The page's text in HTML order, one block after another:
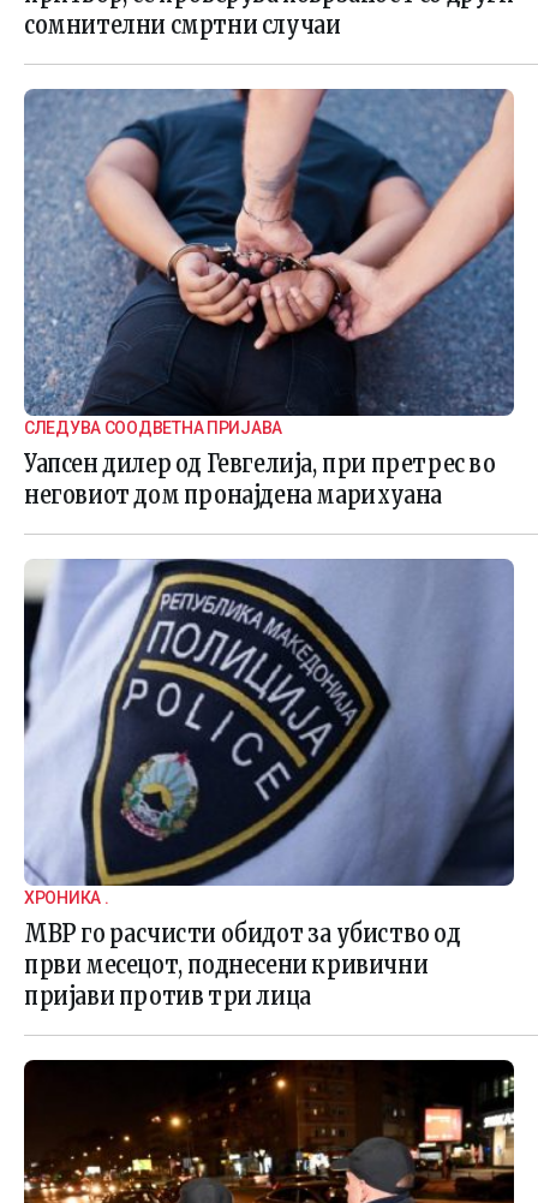
сомнителни смртни случаи
СЛЕДУВА СООДВЕТНА ПРИЈАВА
Уапсен дилер од Гевгелија, при претрес во
неговиот дом пронајдена марихуана
ХРОНИКА .
МВР го расчисти обидот за убиство од
први месецот, поднесени кривични
пријави против три лица